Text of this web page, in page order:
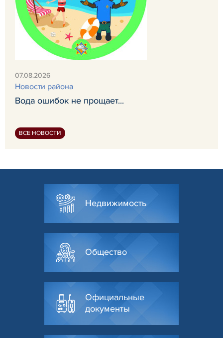
07.08.2026
Новости района
Вода ошибок не прощает...
ВСЕ НОВОСТИ
Недвижимость
Общество
Официальные
документы